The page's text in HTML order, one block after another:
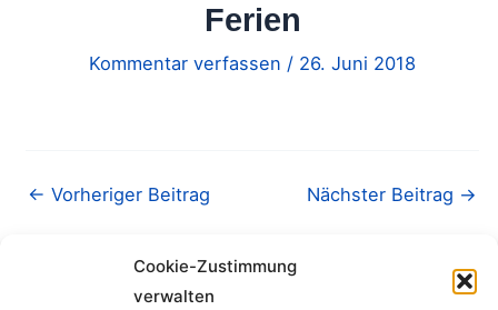
Cookie-Zustimmung
verwalten
Ferien
Kommentar verfassen / 26. Juni 2018
← Vorheriger Beitrag Nächster Beitrag →